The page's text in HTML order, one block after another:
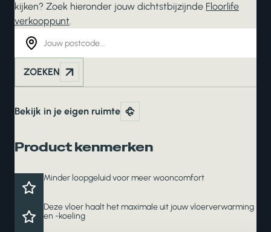
kijken? Zoek hieronder jouw dichtstbijzijnde Floorlife
verkooppunt.
ZOEKEN
Bekijk in je eigen ruimte
Product kenmerken
Minder loopgeluid voor meer wooncomfort
Deze vloer haalt het maximale uit jouw vloerverwarming
en -koeling